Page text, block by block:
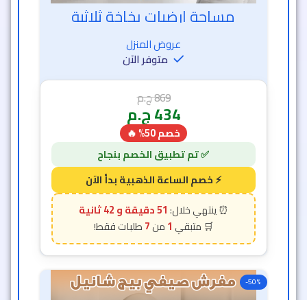
خصم الساعة الذهبية
مساحة ارضيات بخاخة ثلاثية
عروض المنزل
متوفر الآن
869ج.م
434ج.م
خصم 50% 🔥
51 دقيقة و 40 ثانية
1
7
-50%